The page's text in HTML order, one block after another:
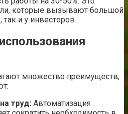
которые вызывают большой
и у инвесторов.
множество преимуществ,
труд: Автоматизация